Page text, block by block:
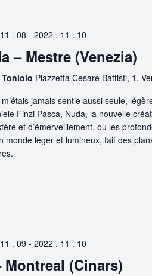
. 08 - 2022 . 11 . 10
– Mestre (Venezia)
Piazzetta Cesare Battisti, 1,
jamais sentie aussi seule,
Finzi Pasca, Nuda, la nouvelle
et d’émerveillement, où les
monde léger et lumineux, fait des
. 09 - 2022 . 11 . 10
Montreal (Cinars)